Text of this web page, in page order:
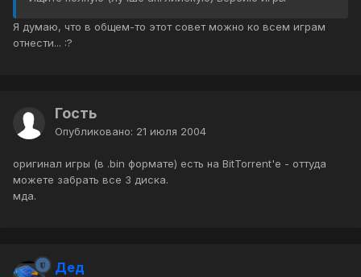
Я думаю, что в общем-то этот совет можно ко всем играм
отнести... :?
Гость
Опубликовано: 21 июля 2004
оригинал игры (в .bin формате) есть на BitTorrent'e - оттуда
можете забрать все 3 диска.
мда.
Дед